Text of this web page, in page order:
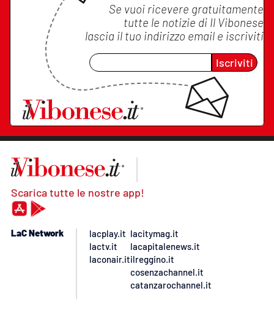
Se vuoi ricevere gratuitamente
tutte le notizie di Il Vibonese
lascia il tuo indirizzo email e iscriviti
Iscriviti
Scarica tutte le nostre app!
LaC Network
lacplay.it
lactv.it
laconair.it
lacitymag.it
lacapitalenews.it
ilreggino.it
cosenzachannel.it
catanzarochannel.it